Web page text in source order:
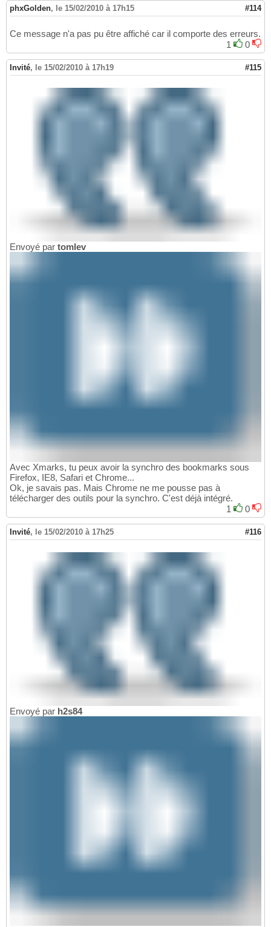
phxGolden, le 15/02/2010 à 17h15 #114
Ce message n'a pas pu être affiché car il comporte des erreurs.
1
0
Invité, le 15/02/2010 à 17h19 #115
Envoyé par tomlev
Avec Xmarks, tu peux avoir la synchro des bookmarks sous
Firefox, IE8, Safari et Chrome...
Ok, je savais pas. Mais Chrome ne me pousse pas à
télécharger des outils pour la synchro. C'est déjà intégré.
1
0
Invité, le 15/02/2010 à 17h25 #116
Envoyé par h2s84